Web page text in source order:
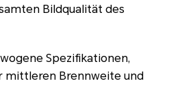
Bildqualität des
Spezifikationen,
mittleren Brennweite und